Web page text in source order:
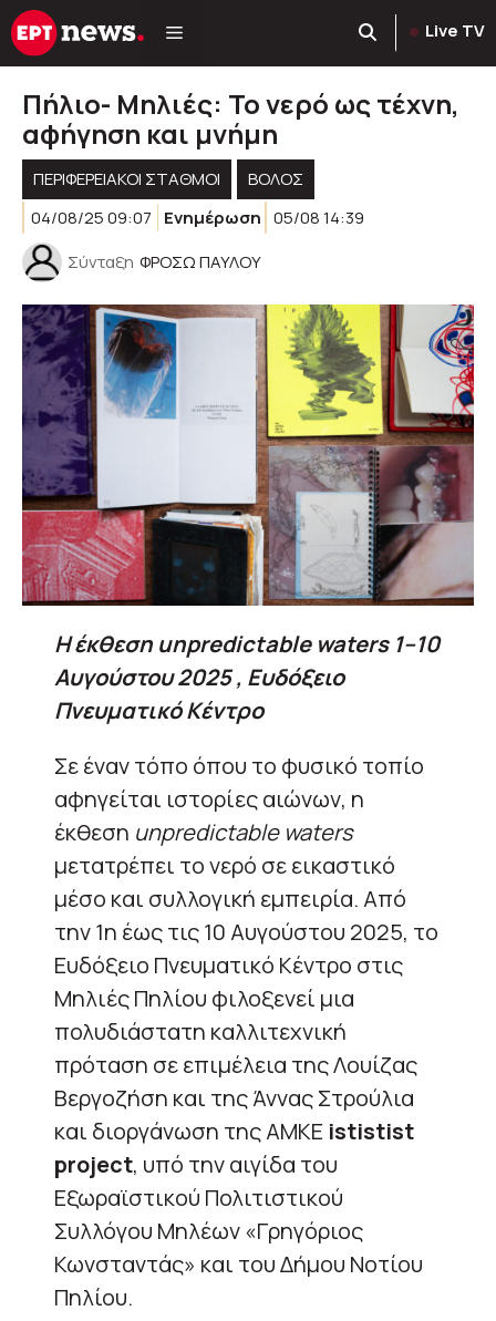
Μετάβαση
σε
Live TV
Πήλιο- Μηλιές: Το νερό ως τέχνη,
αφήγηση και μνήμη
ΠΕΡΙΦΕΡΕΙΑΚΟΊ ΣΤΑΘΜΟΊ
ΒΟΛΟΣ
04/08/25 09:07
Ενημέρωση 05/08 14:39
Σύνταξη ΦΡΟΣΩ ΠΑΥΛΟΥ
Η έκθεση unpredictable waters 1–10
Αυγούστου 2025 , Ευδόξειο
Πνευματικό Κέντρο
Σε έναν τόπο όπου το φυσικό τοπίο
αφηγείται ιστορίες αιώνων, η
έκθεση unpredictable waters
μετατρέπει το νερό σε εικαστικό
μέσο και συλλογική εμπειρία. Από
την 1η έως τις 10 Αυγούστου 2025, το
Ευδόξειο Πνευματικό Κέντρο στις
Μηλιές Πηλίου φιλοξενεί μια
πολυδιάστατη καλλιτεχνική
πρόταση σε επιμέλεια της Λουίζας
Βεργοζήση και της Άννας Στρούλια
και διοργάνωση της ΑΜΚΕ ististist
project, υπό την αιγίδα του
Εξωραϊστικού Πολιτιστικού
Συλλόγου Μηλέων «Γρηγόριος
Κωνσταντάς» και του Δήμου Νοτίου
Πηλίου.